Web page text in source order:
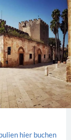
hier buchen